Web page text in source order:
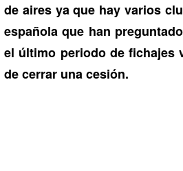
de aires ya que hay varios
española que han
el último periodo de fichajes
de cerrar una cesión.